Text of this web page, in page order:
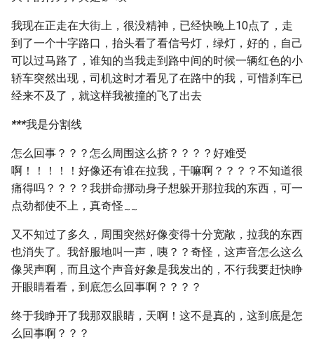
我现在正走在大街上，很没精神，已经快晚上10点了，走
到了一个十字路口，抬头看了看信号灯，绿灯，好的，自己
可以过马路了，谁知的当我走到路中间的时候一辆红色的小
轿车突然出现，司机这时才看见了在路中的我，可惜刹车已
经来不及了，就这样我被撞的飞了出去
***我是分割线
怎么回事？？？怎么周围这么挤？？？？好难受
啊！！！！！好像还有谁在拉我，干嘛啊？？？？不知道很
痛得吗？？？？我拼命挪动身子想躲开那拉我的东西，可一
点劲都使不上，真奇怪 ~~
又不知过了多久，周围突然好像变得十分宽敞，拉我的东西
也消失了。我舒服地叫一声，咦？？奇怪，这声音怎么这么
像哭声啊，而且这个声音好象是我发出的，不行我要赶快睁
开眼睛看看，到底怎么回事啊？？？？
终于我睁开了我那双眼睛，天啊！这不是真的，这到底是怎
么回事啊？？？